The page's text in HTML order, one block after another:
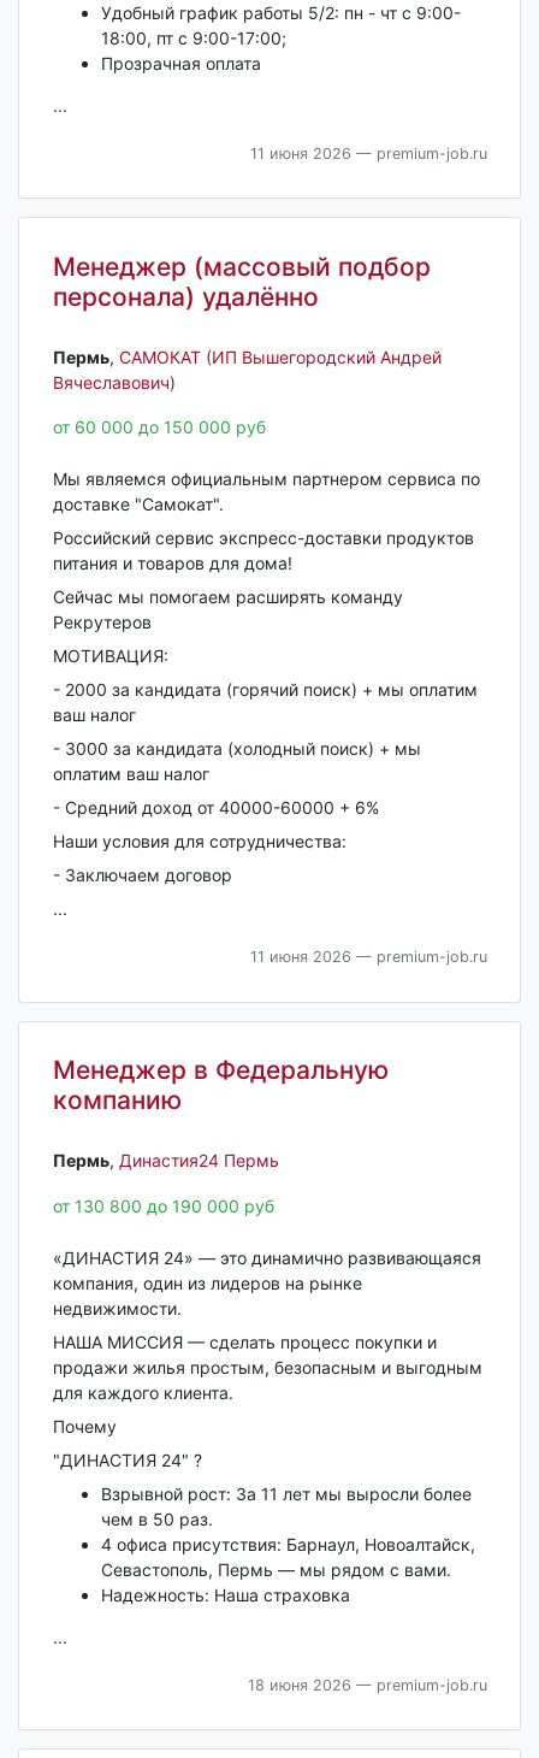
Удобный график работы 5/2: пн - чт с 9:00-
18:00, пт с 9:00-17:00;
Прозрачная оплата
...
11 июня 2026 — premium-job.ru
Менеджер (массовый подбор
персонала) удалённо
Пермь‎, САМОКАТ (ИП Вышегородский Андрей
Вячеславович)
от 60 000 до 150 000 руб
Мы являемся официальным партнером сервиса по
доставке "Самокат".
Российский сервис экспресс-доставки продуктов
питания и товаров для дома!
Сейчас мы помогаем расширять команду
Рекрутеров
МОТИВАЦИЯ:
- 2000 за кандидата (горячий поиск) + мы оплатим
ваш налог
- 3000 за кандидата (холодный поиск) + мы
оплатим ваш налог
- Средний доход от 40000-60000 + 6%
Наши условия для сотрудничества:
- Заключаем договор
...
11 июня 2026 — premium-job.ru
Менеджер в Федеральную
компанию
Пермь‎, Династия24 Пермь
от 130 800 до 190 000 руб
«ДИНАСТИЯ 24» — это динамично развивающаяся
компания, один из лидеров на рынке
недвижимости.
НАША МИССИЯ — сделать процесс покупки и
продажи жилья простым, безопасным и выгодным
для каждого клиента.
Почему
"ДИНАСТИЯ 24" ?
Взрывной рост: За 11 лет мы выросли более
чем в 50 раз.
4 офиса присутствия: Барнаул, Новоалтайск,
Севастополь, Пермь — мы рядом с вами.
Надежность: Наша страховка
...
18 июня 2026 — premium-job.ru